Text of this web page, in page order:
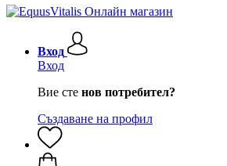
Вход
Вход
Вие сте нов потребител?
Създаване на профил